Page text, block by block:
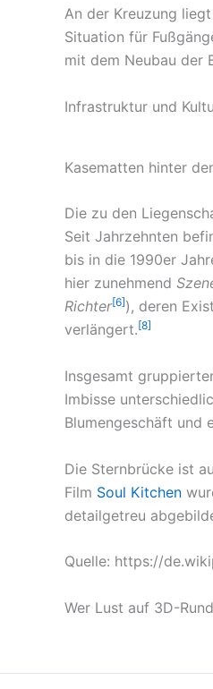
An der Kreuzung
Situation für
mit dem Neubau der
Infrastruktur und
Kasematten hinter
Die zu den
Seit Jahrzehnten
bis in die 1990er
hier zunehmend
Richter[6]), deren
verlängert.[8]
Insgesamt
Imbisse
Blumengeschäft und
Die Sternbrücke ist
Film Soul Kitchen
detailgetreu
Quelle: https://
Wer Lust auf 3D-